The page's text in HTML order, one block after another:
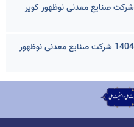
آگهی مزایده عمومی شماره 1404/13 شرکت صنایع معدنی نوظهور کویر
آگهی تمدید مزایده عمومی شماره 1404/12 شرکت صنایع معدنی نوظهور